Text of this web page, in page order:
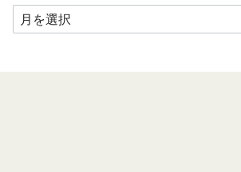
ア
ー